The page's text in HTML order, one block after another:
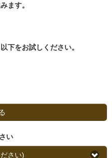
ます。
下をお試しください。
い
さい)